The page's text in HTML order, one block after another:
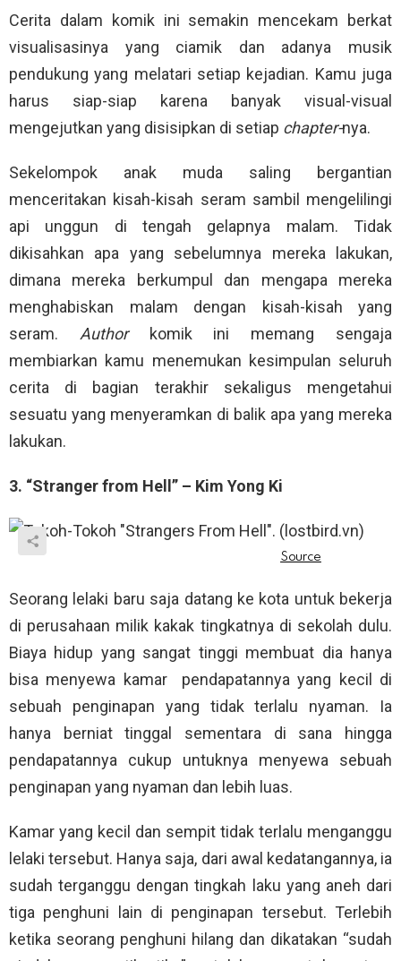
Cerita dalam komik ini semakin mencekam berkat
visualisasinya yang ciamik dan adanya musik
pendukung yang melatari setiap kejadian. Kamu juga
harus siap-siap karena banyak visual-visual
mengejutkan yang disisipkan di setiap chapter-nya.
Sekelompok anak muda saling bergantian
menceritakan kisah-kisah seram sambil mengelilingi
api unggun di tengah gelapnya malam. Tidak
dikisahkan apa yang sebelumnya mereka lakukan,
dimana mereka berkumpul dan mengapa mereka
menghabiskan malam dengan kisah-kisah yang
seram. Authorkomik ini memang sengaja
membiarkan kamu menemukan kesimpulan seluruh
cerita di bagian terakhir sekaligus mengetahui
sesuatu yang menyeramkan di balik apa yang mereka
lakukan.
3. “Stranger from Hell” – Kim Yong Ki
Seorang lelaki baru saja datang ke kota untuk bekerja
di perusahaan milik kakak tingkatnya di sekolah dulu.
Biaya hidup yang sangat tinggi membuat dia hanya
bisa menyewa kamar pendapatannya yang kecil di
sebuah penginapan yang tidak terlalu nyaman. Ia
hanya berniat tinggal sementara di sana hingga
pendapatannya cukup untuknya menyewa sebuah
penginapan yang nyaman dan lebih luas.
Kamar yang kecil dan sempit tidak terlalu menganggu
lelaki tersebut. Hanya saja, dari awal kedatangannya, ia
sudah terganggu dengan tingkah laku yang aneh dari
tiga penghuni lain di penginapan tersebut. Terlebih
ketika seorang penghuni hilang dan dikatakan “sudah